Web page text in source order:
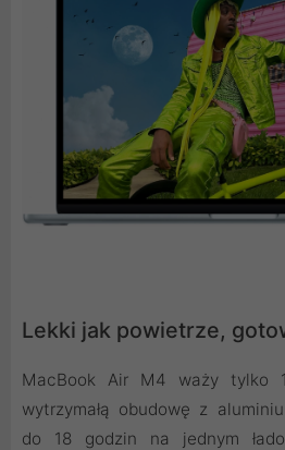
Lekki jak powietrze,
MacBook Air M4 waży tylko
wytrzymałą obudowę z
do 18 godzin na jednym